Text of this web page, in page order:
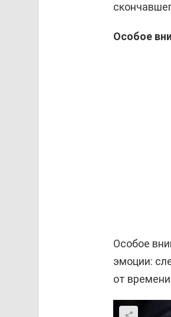
Особое
Особое
эмоции:
от